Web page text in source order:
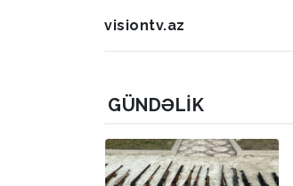
visiontv.az
GÜNDƏLIK